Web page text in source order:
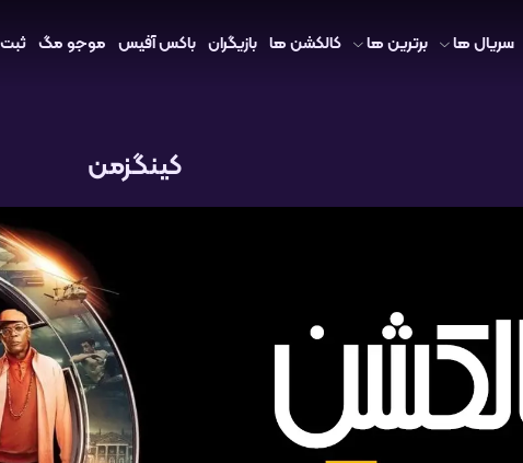
سریال ها برترین ها کالکشن ها بازیگران باکس آفیس موجو مگ
کینگزمن